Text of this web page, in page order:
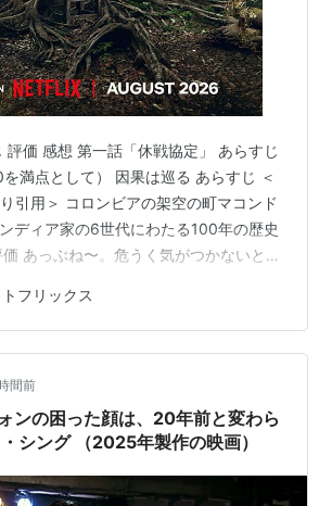
評価 感想 第一話「休戦協定」 あらすじ
満点として） 因果は巡る あらすじ ＜
引用＞ コロンビアの架空の町マコンド
ディア家の6世代にわたる100年の歴史
あっぶね〜。危うく気がつかないとこ
ましたよ。もうちっと宣伝してく
すが今のところ前作同様面白いです！
作のまま。 何度も書いていますが、ネ
「面白そうなドラマ・映画の配信がは
月だけ契約する」という貧乏人メソッ
…
フリックス
間前
ンの困った顔は、20年前と変わら
シング （2025年製作の映画）